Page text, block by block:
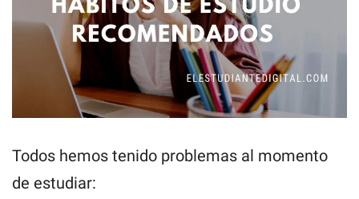
Todos hemos tenido problemas al momento
de estudiar: